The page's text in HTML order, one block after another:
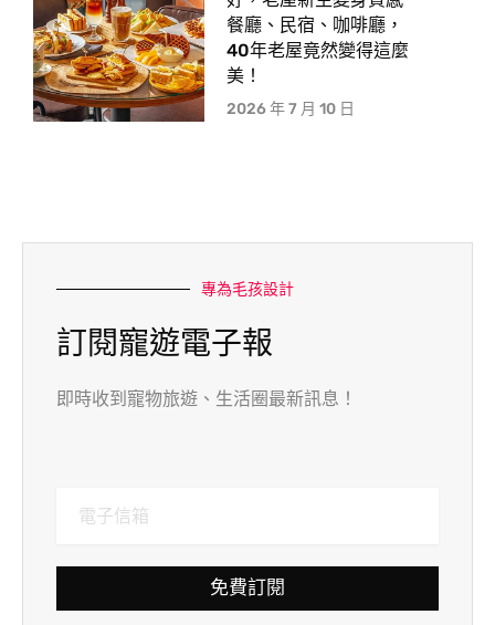
餐廳、民宿、咖啡廳，
40年老屋竟然變得這麼
美！
2026 年 7 月 10 日
專為毛孩設計
訂閱寵遊電子報
即時收到寵物旅遊、生活圈最新訊息！
免費訂閱